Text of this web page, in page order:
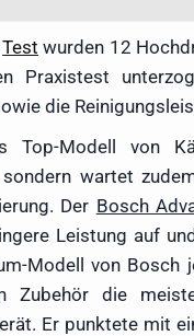
Test wurden 12
Praxistest
die
Top-Modell von
sondern wartet
Der Bosch
Leistung auf
Modell von Bosch
Zubehör die
Er punktete mit